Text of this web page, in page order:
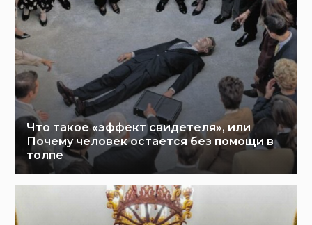
Что такое «эффект свидетеля», или
Почему человек остается без помощи в
толпе